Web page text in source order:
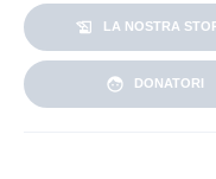
LA NOSTRA
DONATORI